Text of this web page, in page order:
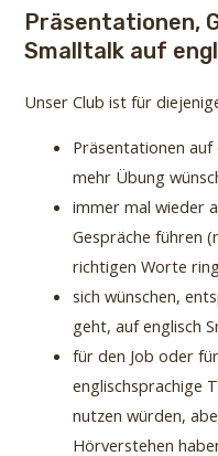
Präsentationen,
Smalltalk auf
Unser Club ist für
Präsentationen auf
mehr Übung
immer mal wieder
Gespräche führen
richtigen Worte
sich wünschen,
geht, auf englisch
für den Job oder
englischsprachige
nutzen würden,
Hörverstehen